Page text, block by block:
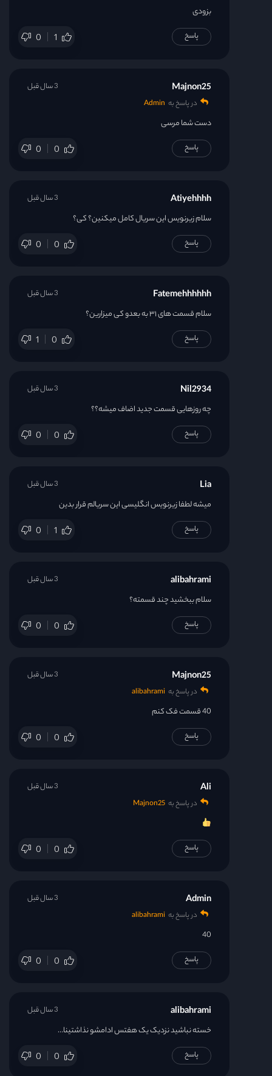
بزودی
0 1 پاسخ
Majnon25
در پاسخ به Admin
دست شما مرسی
0 0
3 سال قبل
پاسخ
Atiyehhhh
سلام زیرنویس این سریال کامل میکنین؟ کی؟
0 0
3 سال قبل
پاسخ
Fatemehhhhhh
سلام قسمت های ۳۱ به بعدو کی میزارین؟
1 0
3 سال قبل
پاسخ
Nil2934
چه روزهایی قسمت جدید اضاف میشه؟؟
0 0
3 سال قبل
پاسخ
Lia
میشه لطفا زیرنویس انگلیسی این سریالم قرار بدین
0 1
3 سال قبل
پاسخ
alibahrami
سلام ببخشید چند قسمته؟
0 0
3 سال قبل
پاسخ
Majnon25
در پاسخ به alibahrami
40 قسمت فک کنم
0 0
3 سال قبل
پاسخ
Ali
در پاسخ به Majnon25
0 0
3 سال قبل
پاسخ
Admin
در پاسخ به alibahrami
40
0 0
3 سال قبل
پاسخ
alibahrami
خسته نباشید نزدیک یک هفتس ادامشو نذاشتینا…
0 0
3 سال قبل
پاسخ